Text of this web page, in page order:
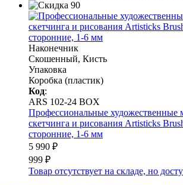
Наконечник
Скошенный, Кисть
Упаковка
Коробка (пластик)
Код:
ARS 102-24 BOX
Профессиональные художественные
скетчинга и рисования Artisticks
сторонние, 1-6 мм
5 990 ₽
999 ₽
Товар отсутствует на складе, но